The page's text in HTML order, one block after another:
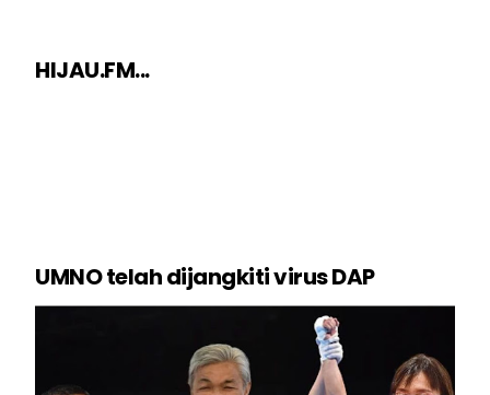
HIJAU.FM...
UMNO telah dijangkiti virus DAP